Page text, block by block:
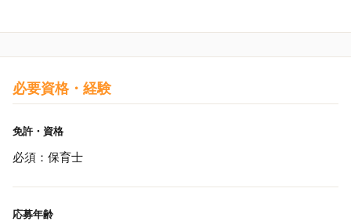
必要資格・経験
免許・資格
必須：保育士
応募年齢